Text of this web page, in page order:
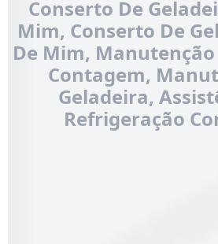
Conserto De
Mim, Conserto De
De Mim,
Contagem,
Geladeira,
Refrigeração